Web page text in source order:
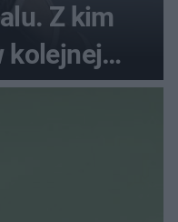
Z kim
kolejnej